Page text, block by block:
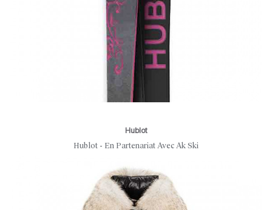
Hublot
Hublot - En Partenariat Avec Ak Ski